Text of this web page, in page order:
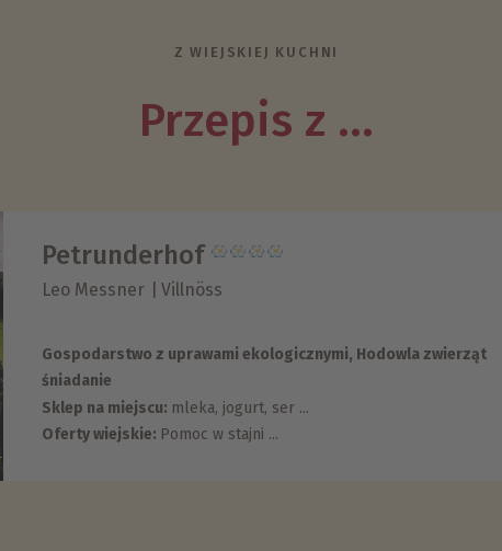
Z WIEJSKIEJ KUCHNI
Przepis z ...
Petrunderhof
Leo Messner Villnöss
Gospodarstwo z uprawami ekologicznymi, Hodowla zwierząt
śniadanie
Sklep na miejscu: mleka, jogurt, ser ...
Oferty wiejskie: Pomoc w stajni ...